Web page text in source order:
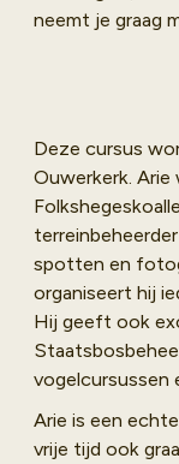
neemt je graag
Deze cursus
Ouwerkerk.
spotten en
organiseert hij
Hij geeft ook
vogelcursussen
Arie is een
vrije tijd ook